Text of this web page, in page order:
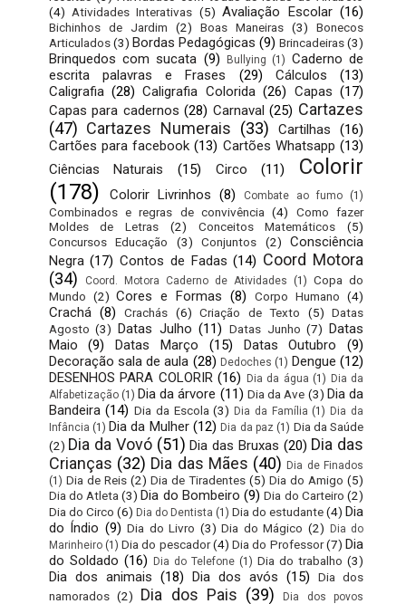
(4) Atividades Interativas (5) Avaliação Escolar (16)
Bichinhos de Jardim (2) Boas Maneiras (3)
Bonecos
Articulados (3) Bordas Pedagógicas (9) Brincadeiras(3)
Brinquedos com sucata (9) Bullying (1) Caderno de
escrita palavras e Frases
(29) Cálculos
(13)
Caligrafia (28) Caligrafia Colorida (26) Capas (17)
Capas para cadernos (28) Carnaval (25) Cartazes
(47) Cartazes Numerais (33) Cartilhas
(16)
Cartões para facebook (13) Cartões Whatsapp (13)
Ciências Naturais
(15) Circo (11)
Colorir
(178)
Colorir Livrinhos (8) Combate ao fumo (1)
Combinados e regras de convivência (4)
Como fazer
Moldes de Letras
(2) Conceitos Matemáticos
(5)
Concursos Educação
(3) Conjuntos (2)
Consciência
Negra (17) Contos de Fadas (14) Coord Motora
(34)
Coord. Motora Caderno de Atividades (1) Copa do
Mundo (2) Cores e Formas (8) Corpo Humano (4)
Crachá (8) Crachás (6) Criação de Texto (5) Datas
Agosto (3) Datas Julho (11) Datas Junho (7)
Datas
Maio
(9) Datas Março (15) Datas Outubro
(9)
Decoração sala de aula (28) Dedoches (1) Dengue (12)
DESENHOS PARA COLORIR (16) Dia da água (1) Dia da
Alfabetização (1) Dia da árvore (11) Dia da Ave (3) Dia da
Bandeira (14) Dia da Escola (3) Dia da Família (1) Dia da
Infância (1) Dia da Mulher (12) Dia da paz (1) Dia da Saúde
(2) Dia da Vovó (51) Dia das Bruxas (20) Dia das
Crianças (32) Dia das Mães (40) Dia de Finados
(1) Dia de Reis (2) Dia de Tiradentes (5) Dia do Amigo (5)
Dia do Atleta (3) Dia do Bombeiro (9) Dia do Carteiro (2)
Dia do Circo (6) Dia do Dentista (1) Dia do estudante(4) Dia
do Índio (9) Dia do Livro (3) Dia do Mágico (2)
Dia do
Marinheiro (1) Dia do pescador (4) Dia do Professor (7) Dia
do Soldado (16) Dia do Telefone (1) Dia do trabalho (3)
Dia dos animais (18) Dia dos avós (15)
Dia dos
namorados (2) Dia dos Pais (39)
Dia dos povos